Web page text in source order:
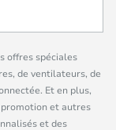
offres spéciales
de ventilateurs, de
Et en plus,
et autres
et des